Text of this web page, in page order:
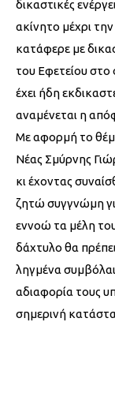
δικαστικές
ακίνητο μέχρι
κατάφερε με
του Εφετείου
έχει ήδη
αναμένεται η
Με αφορμή το
Νέας Σμύρνης
κι έχοντας
ζητώ συγγνώμη
εννοώ τα μέλη
δάχτυλο θα
ληγμένα
αδιαφορία τους
σημερινή